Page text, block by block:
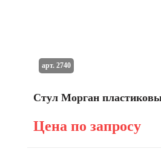
Стул Морган
Цена по запросу
арт. 2740